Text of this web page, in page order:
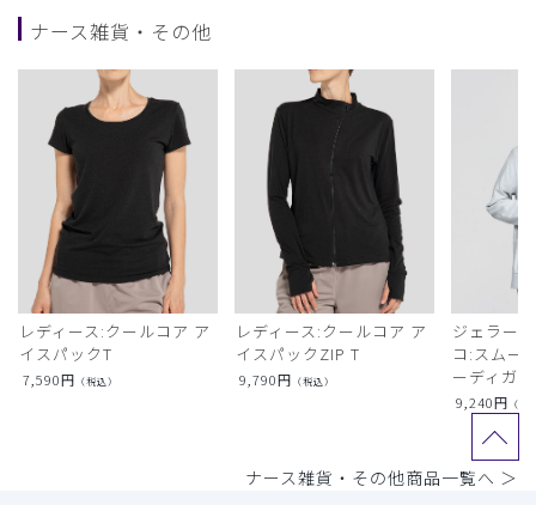
ナース雑貨・その他
レディース:クールコア ア
イスパックT
7,590円 （税込）
レディース:クールコア ア
イスパックZIP T
9,790円 （税込）
ジェラー
コ:スムー
ーディガン
9,240円 （税
ナース雑貨・その他商品一覧へ ＞